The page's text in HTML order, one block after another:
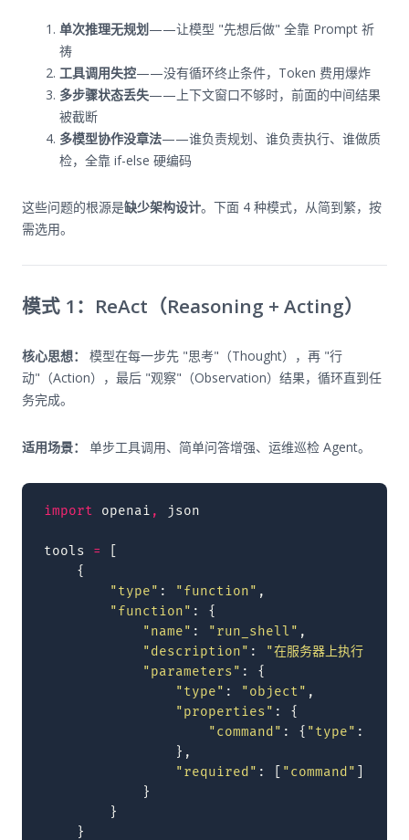
单次推理无规划——让模型 "先想后做" 全靠 Prompt 祈
祷
工具调用失控——没有循环终止条件，Token 费用爆炸
多步骤状态丢失——上下文窗口不够时，前面的中间结果
被截断
多模型协作没章法——谁负责规划、谁负责执行、谁做质
检，全靠 if-else 硬编码
这些问题的根源是缺少架构设计。下面 4 种模式，从简到繁，按
需选用。
模式 1：ReAct（Reasoning + Acting）
核心思想：
模型在每一步先 "思考"（Thought），再 "行
动"（Action），最后 "观察"（Observation）结果，循环直到任
务完成。
适用场景： 单步工具调用、简单问答增强、运维巡检 Agent。
import openai , json
tools =
{
"type" : "function" ,
"function" :
{
"name" : "run_shell" ,
"description" :
"在服务器上执行
"parameters" :
{
"type" : "object" ,
"properties" :
{
"command" : { "type" :
},
"required" : "command"
}
}
}